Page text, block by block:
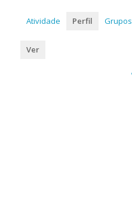
Atividade Perfil Grupos
Ver